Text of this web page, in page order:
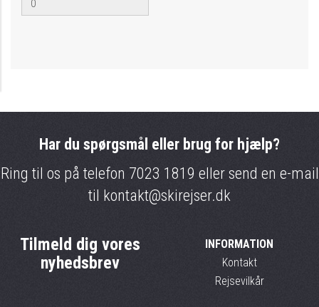
Har du spørgsmål eller brug for hjælp?
Ring til os på telefon 7023 1819 eller send en e-mail
til kontakt@skirejser.dk
Tilmeld dig vores
nyhedsbrev
INFORMATION
Kontakt
Rejsevilkår